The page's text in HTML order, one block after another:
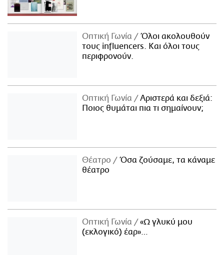
Οπτική Γωνία
Όλοι ακολουθούν
τους influencers. Και όλοι τους
περιφρονούν.
Οπτική Γωνία
Αριστερά και δεξιά:
Ποιος θυμάται πια τι σημαίνουν;
Θέατρο
Όσα ζούσαμε, τα κάναμε
θέατρο
Οπτική Γωνία
«Ω γλυκύ μου
(εκλογικό) έαρ»…